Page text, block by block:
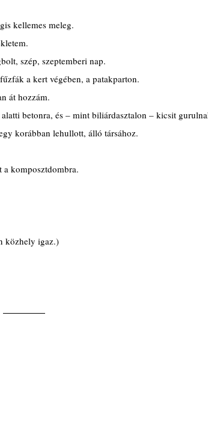
kellemes meleg.
szép, szeptemberi nap.
a kert végében, a patakparton.
át hozzám.
betonra, és – mint biliárdasztalon – kicsit
korábban lehullott, álló társához.
a komposztdombra.
közhely igaz.)